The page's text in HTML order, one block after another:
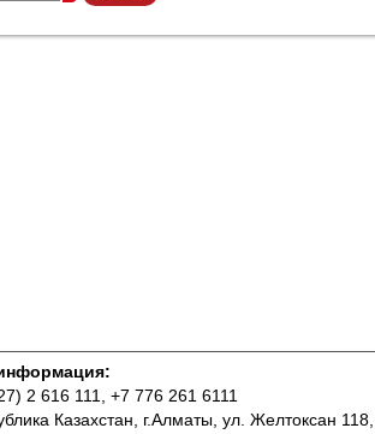
2 616 111, +7 776 261 6111
Казахстан, г.Алматы, ул. Желтоксан 118,